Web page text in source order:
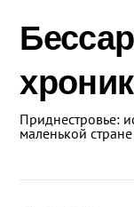
Приднестровье:
маленькой стране